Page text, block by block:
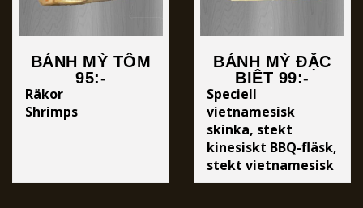
BÁNH MỲ TÔM
95:-
Räkor
Shrimps
BÁNH MỲ ĐẶC
BIỆT 99:-
Speciell
vietnamesisk
skinka, stekt
kinesiskt BBQ-fläsk,
stekt vietnamesisk
skinka och